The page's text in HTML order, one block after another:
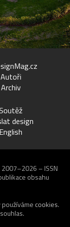
Autoři
Archiv
design
English
– ISSN
obsahu
cookies.